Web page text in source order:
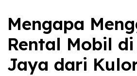
Mengapa
Rental Mobil
Jaya dari